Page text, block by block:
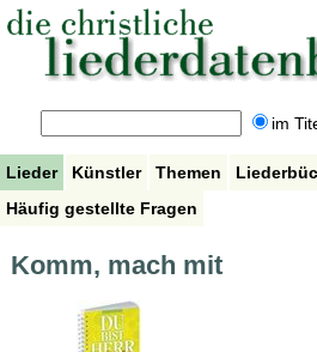
im
Lieder Künstler Themen
Häufig gestellte Fragen
Komm, mach mit